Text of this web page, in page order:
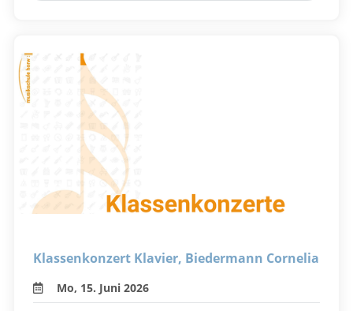
Klassenkonzert Klavier, Biedermann Cornelia
Mo, 15. Juni 2026